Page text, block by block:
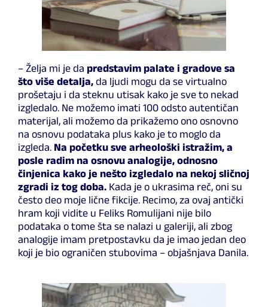
– Želja mi je da predstavim palate i gradove sa
što više detalja,da ljudi mogu da se virtualno
prošetaju i da steknu utisak kako je sve to nekad
izgledalo. Ne možemo imati 100 odsto autentičan
materijal, ali možemo da prikažemo ono osnovno
na osnovu podataka plus kako je to moglo da
izgleda. Na početku sve arheološki istražim, a
posle radim na osnovu analogije, odnosno
činjenica kako je nešto izgledalo na nekoj sličnoj
zgradi iz tog doba. Kada je o ukrasima reč, oni su
često deo moje lične fikcije. Recimo, za ovaj antički
hram koji vidite u Feliks Romulijani nije bilo
podataka o tome šta se nalazi u galeriji, ali zbog
analogije imam pretpostavku da je imao jedan deo
koji je bio ograničen stubovima – objašnjava Danila.